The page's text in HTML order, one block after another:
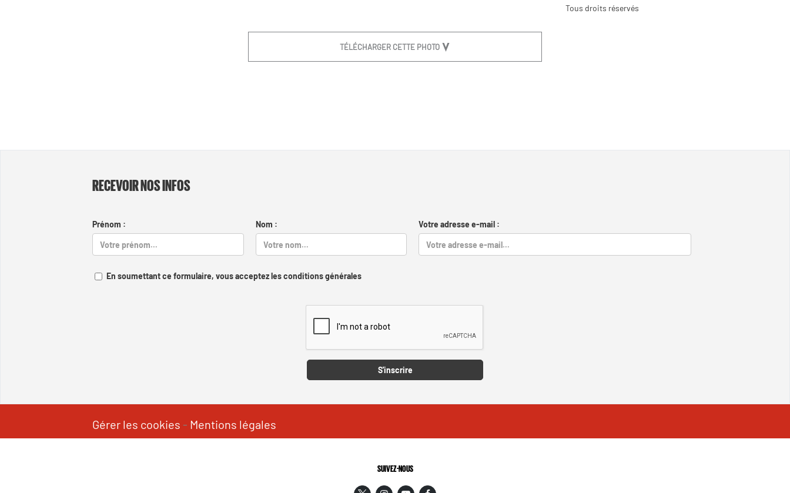
Tous droits réservés
TÉLÉCHARGER CETTE PHOTO
RECEVOIR NOS INFOS
Prénom : Nom : Votre adresse e-mail :
En soumettant ce formulaire, vous acceptez les conditions générales
S'inscrire
Gérer les cookies - Mentions légales
SUIVEZ-NOUS